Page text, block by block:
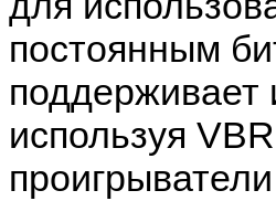
постоянным
поддерживает
используя